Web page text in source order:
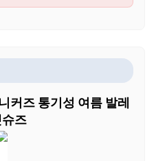
커즈 통기성 여름 발레
즈